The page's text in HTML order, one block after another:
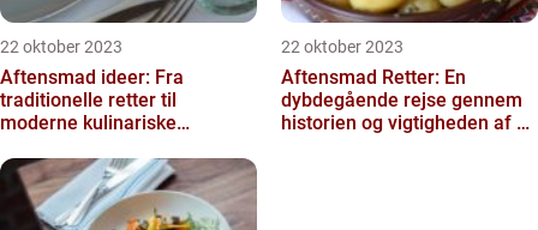
22 oktober 2023
Aftensmad ideer: Fra
traditionelle retter til
moderne kulinariske
22 oktober 2023
Aftensmad Retter: En
dybdegående rejse gennem
historien og vigtigheden af et